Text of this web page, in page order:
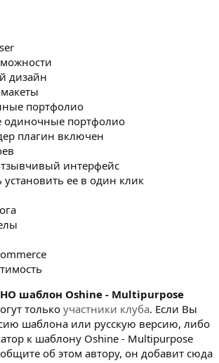
дизайн
портфолио
одиночные портфолио
плагин включен
интерфейс
ее в один клик
шаблон Oshine - Multipurpose
только участники клуба. Если Вы
шаблона или русскую версию, либо
к шаблону Oshine - Multipurpose
об этом автору, он добавит сюда